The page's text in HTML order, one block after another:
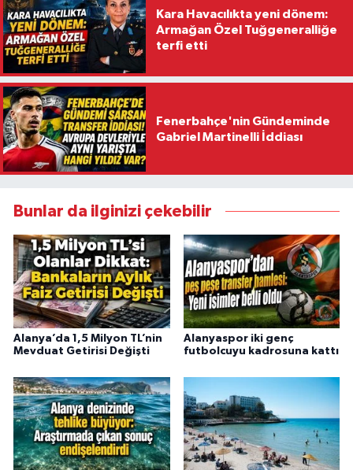
Kara Havacılıkta yeni dönem:
Armağan Özel Tuğgeneralliğe
terfi etti
Fenerbahçe'nin Gündeminde
Gabriel Martinelli İddiası
Bunlar da ilginizi çekebilir
Alanya’da 1,5 Milyon TL’nin
Mevduat Getirisi Değişti
Alanyaspor iki genç
futbolcuyu kadrosuna kattı